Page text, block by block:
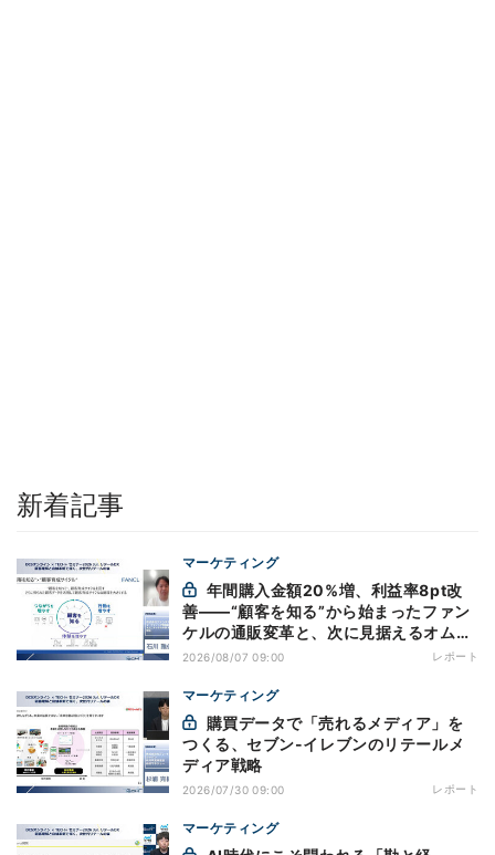
新着記事
マーケティング
善——“顧客を知る”から始まったファン
ケルの通販変革と、次に見据えるオムニ
チャネル
2026/08/07 09:00 レポート
マーケティング
つくる、セブン-イレブンのリテールメ
ディア戦略
2026/07/30 09:00 レポート
マーケティング